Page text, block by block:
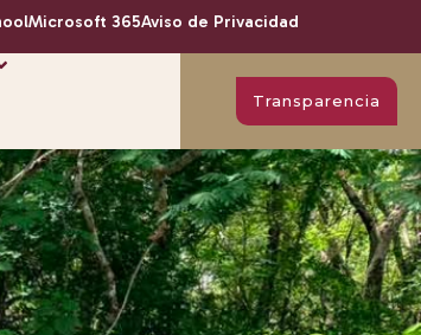
Microsoft 365Aviso de Privacidad
Transparencia